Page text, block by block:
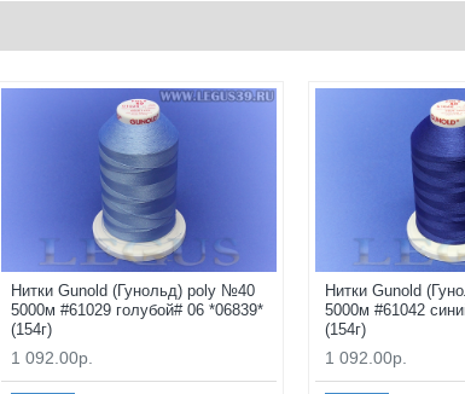
Нитки Gunold (Гунольд) poly №40
5000м #61029 голубой# 06 *06839*
(154г)
1 092.00р.
Нитки Gunold
5000м #61042
(154г)
1 092.00р.